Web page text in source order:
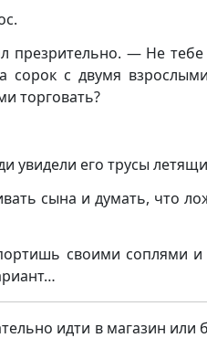
— Не тебе
сорок с двумя
торговать?
увидели его трусы
сына и думать, что
своими соплями
идти в магазин